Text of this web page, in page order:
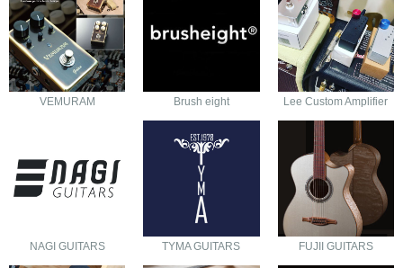
VEMURAM Brush eight Lee Custom Amplifier
NAGI GUITARS TYMA GUITARS FUJII GUITARS